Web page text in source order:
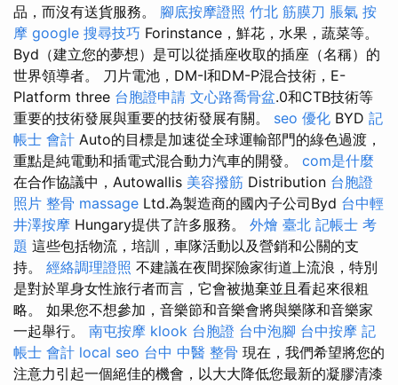
品，而沒有送貨服務。 腳底按摩證照 竹北 筋膜刀 脹氣 按
摩 google 搜尋技巧 Forinstance，鮮花，水果，蔬菜等。
Byd（建立您的夢想）是可以從插座收取的插座（名稱）的
世界領導者。 刀片電池，DM-I和DM-P混合技術，E-
Platform three 台胞證申請 文心路喬骨盆.0和CTB技術等
重要的技術發展與重要的技術發展有關。 seo 優化 BYD 記
帳士 會計 Auto的目標是加速從全球運輸部門的綠色過渡，
重點是純電動和插電式混合動力汽車的開發。 com是什麼
在合作協議中，Autowallis 美容撥筋 Distribution 台胞證
照片 整骨 massage Ltd.為製造商的國內子公司Byd 台中輕
井澤按摩 Hungary提供了許多服務。 外燴 臺北 記帳士 考
題 這些包括物流，培訓，車隊活動以及營銷和公關的支
持。 經絡調理證照 不建議在夜間探險家街道上流浪，特別
是對於單身女性旅行者而言，它會被拋棄並且看起來很粗
略。 如果您不想參加，音樂節和音樂會將與樂隊和音樂家
一起舉行。 南屯按摩 klook 台胞證 台中泡腳 台中按摩 記
帳士 會計 local seo 台中 中醫 整骨 現在，我們希望將您的
注意力引起一個絕佳的機會，以大大降低您最新的凝膠清漆